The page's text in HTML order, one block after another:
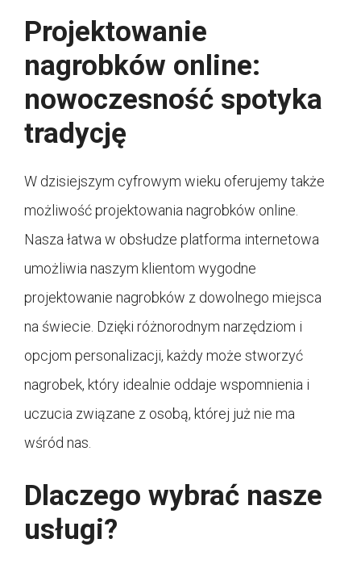
Projektowanie
nagrobków online:
nowoczesność spotyka
tradycję
W dzisiejszym cyfrowym wieku oferujemy także
możliwość projektowania nagrobków online.
Nasza łatwa w obsłudze platforma internetowa
umożliwia naszym klientom wygodne
projektowanie nagrobków z dowolnego miejsca
na świecie. Dzięki różnorodnym narzędziom i
opcjom personalizacji, każdy może stworzyć
nagrobek, który idealnie oddaje wspomnienia i
uczucia związane z osobą, której już nie ma
wśród nas.
Dlaczego wybrać nasze
usługi?